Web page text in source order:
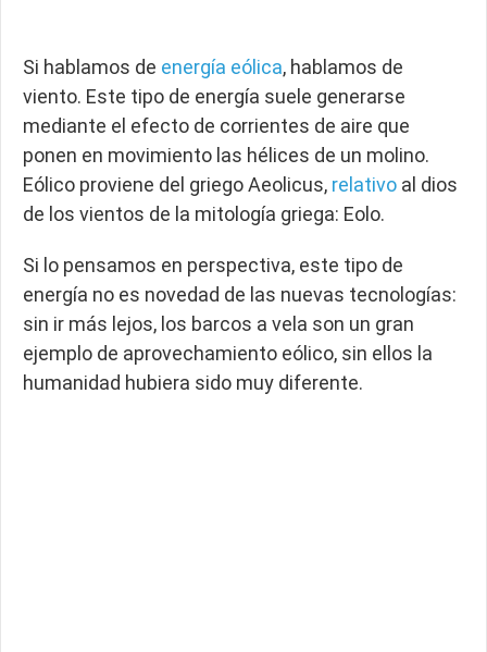
Si hablamos de energía eólica, hablamos de
viento. Este tipo de energía suele generarse
mediante el efecto de corrientes de aire que
ponen en movimiento las hélices de un molino.
Eólico proviene del griego Aeolicus, relativo al dios
de los vientos de la mitología griega: Eolo.
Si lo pensamos en perspectiva, este tipo de
energía no es novedad de las nuevas tecnologías:
sin ir más lejos, los barcos a vela son un gran
ejemplo de aprovechamiento eólico, sin ellos la
humanidad hubiera sido muy diferente.